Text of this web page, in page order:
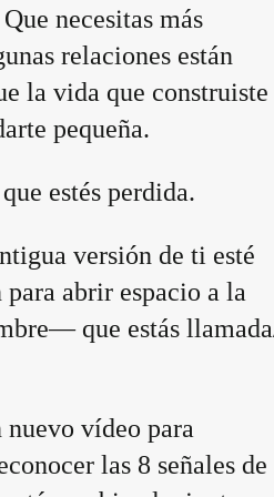
necesitas más
relaciones están
la vida que construiste
pequeña.
estés perdida.
versión de ti esté
abrir espacio a la
que estás
vídeo para
las 8 señales de